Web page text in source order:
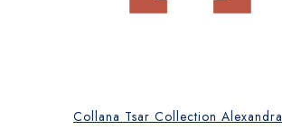
Collana Tsar Collection Alexandra